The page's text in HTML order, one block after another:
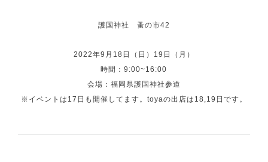
護国神社 蚤の市42
2022年9月18日（日）19日（月）
時間：9:00~16:00
会場：福岡県護国神社参道
※イベントは17日も開催してます。toyaの出店は18,19日です。